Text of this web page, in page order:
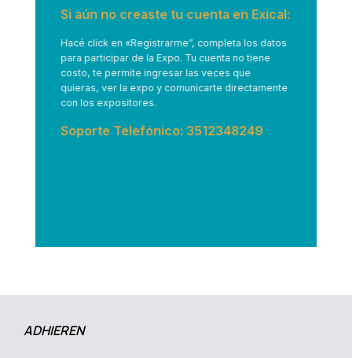
Si aún no creaste tu cuenta en Exical:
Hacé click en «Registrarme”, completa los datos
para participar de la Expo. Tu cuenta no tiene
costo, te permite ingresar las veces que
quieras, ver la expo y comunicarte directamente
con los expositores.
Soporte Telefónico: 3512348249
ADHIEREN